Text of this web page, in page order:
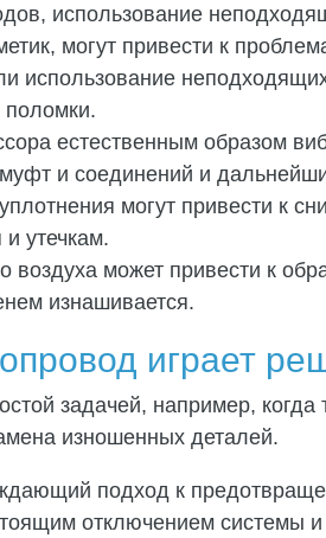
использование
могут привести к
использование
поломки.
естественным образом
и соединений и
могут привести к
утечкам.
воздуха может привести к
изнашивается.
играет
задачей, например,
изношенных деталей.
подход к
отключением